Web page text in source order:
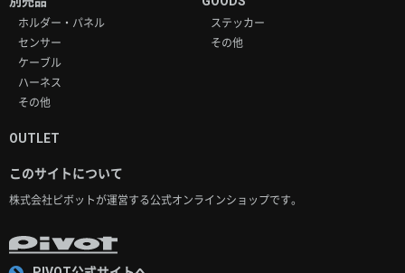
ホルダー・パネル
センサー
ケーブル
ハーネス
その他
ステッカー
その他
OUTLET
このサイトについて
株式会社ピボットが運営する公式オンラインショップです。